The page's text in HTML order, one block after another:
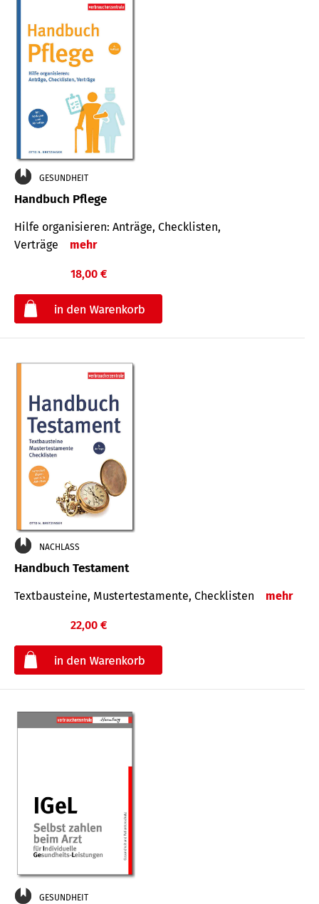
GESUNDHEIT
Handbuch Pflege
Hilfe organisieren: Anträge, Checklisten,
Verträge
mehr
18,00 €
NACHLASS
Handbuch Testament
Textbausteine, Mustertestamente, Checklisten mehr
22,00 €
GESUNDHEIT